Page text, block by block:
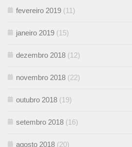
fevereiro 2019 (11)
janeiro 2019 (15)
dezembro 2018 (12)
novembro 2018 (22)
outubro 2018 (19)
setembro 2018 (16)
agosto 2018 (20)